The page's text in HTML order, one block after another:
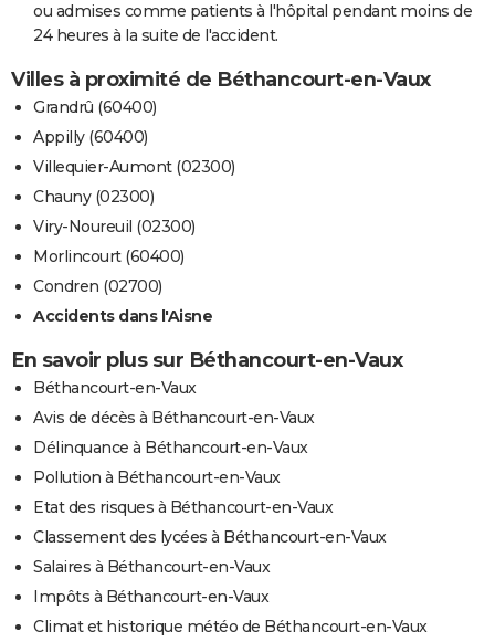
ou admises comme patients à l'hôpital pendant moins de
24 heures à la suite de l'accident.
Villes à proximité de Béthancourt-en-Vaux
Grandrû (60400)
Appilly (60400)
Villequier-Aumont (02300)
Chauny (02300)
Viry-Noureuil (02300)
Morlincourt (60400)
Condren (02700)
Accidents dans l'Aisne
En savoir plus sur Béthancourt-en-Vaux
Béthancourt-en-Vaux
Avis de décès à Béthancourt-en-Vaux
Délinquance à Béthancourt-en-Vaux
Pollution à Béthancourt-en-Vaux
Etat des risques à Béthancourt-en-Vaux
Classement des lycées à Béthancourt-en-Vaux
Salaires à Béthancourt-en-Vaux
Impôts à Béthancourt-en-Vaux
Climat et historique météo de Béthancourt-en-Vaux